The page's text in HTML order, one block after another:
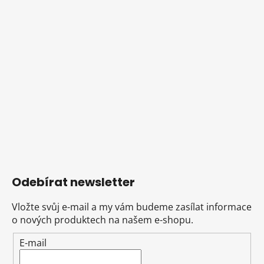
Odebírat newsletter
Vložte svůj e-mail a my vám budeme zasílat informace
o nových produktech na našem e-shopu.
E-mail